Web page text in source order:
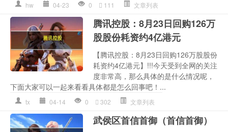
hw 04-23 0 111 文章列表
腾讯控股：8月23日回购126万
股股份耗资约4亿港元
【腾讯控股：8月23日回购126万股股份
耗资约4亿港元】!!!今天受到全网的关注
度非常高，那么具体的是什么情况呢，
下面大家可以一起来看看具体都是怎么回事吧！...
tx 04-14 0 302 文章列表
武侯区首信首御（首信首御）